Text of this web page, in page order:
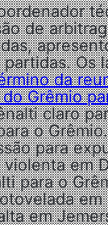
de
Os
da
Grêmio
claro
o
para
violenta em
para o
em